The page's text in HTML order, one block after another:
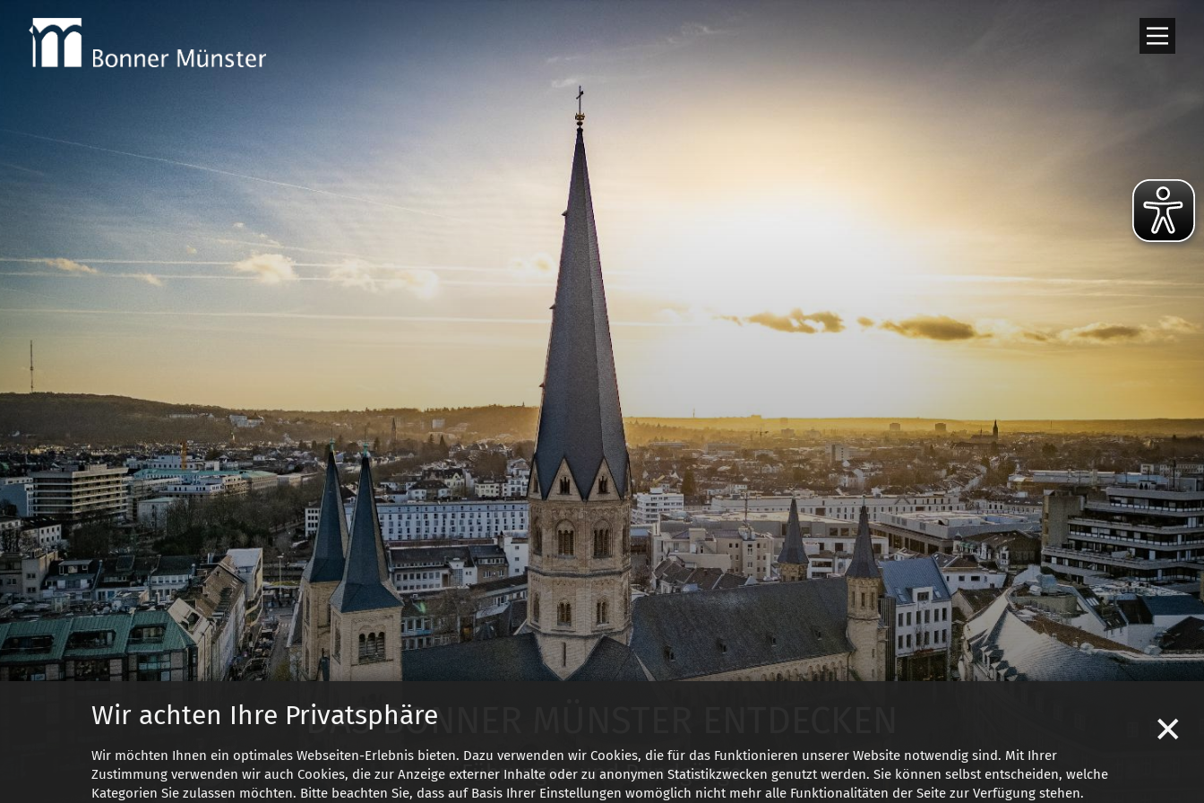
Wir achten Ihre Privatsphäre
Wir möchten Ihnen ein optimales Webseiten-Erlebnis bieten. Dazu verwenden wir Cookies, die für das Funktionieren unserer Website notwendig sind. Mit Ihrer
Zustimmung verwenden wir auch Cookies, die zur Anzeige externer Inhalte oder zu anonymen Statistikzwecken genutzt werden. Sie können selbst entscheiden, welche
Kategorien Sie zulassen möchten. Bitte beachten Sie, dass auf Basis Ihrer Einstellungen womöglich nicht mehr alle Funktionalitäten der Seite zur Verfügung stehen.
✕
Zum Inhalt springen
DAS BONNER MÜNSTER ENTDECKEN
Führungen und Rundgänge